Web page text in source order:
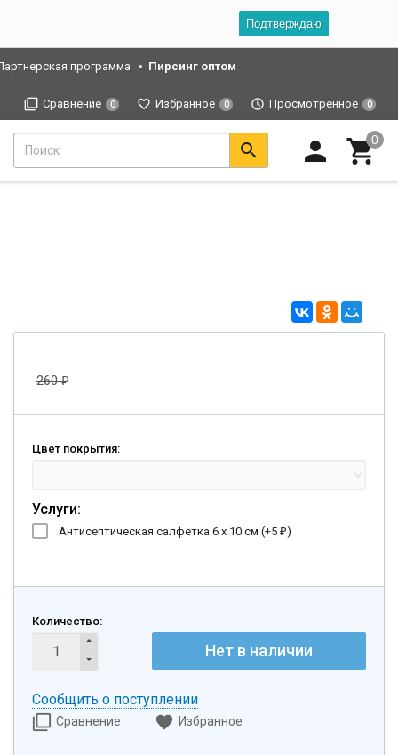
Подтверждаю
программа Пирсинг оптом
Сравнение 0 Избранное 0 Просмотренное 0
260₽
Цвет покрытия:
Услуги:
Антисептическая салфетка 6 х 10 см (+5 ₽)
Количество:
Нет в наличии
Сообщить о поступлении
Сравнение Избранное